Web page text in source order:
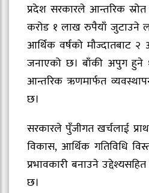
प्रदेश सरकारले आन्तरिक
करोड १ लाख रुपैयाँ जुटाउने
आर्थिक वर्षको मौज्दातबाट
जनाएको छ। बाँकी अपुग हुने
आन्तरिक ऋणमार्फत
छ।
सरकारले पुँजीगत खर्चलाई
विकास, आर्थिक गतिविधि
प्रभावकारी बनाउने
छ।